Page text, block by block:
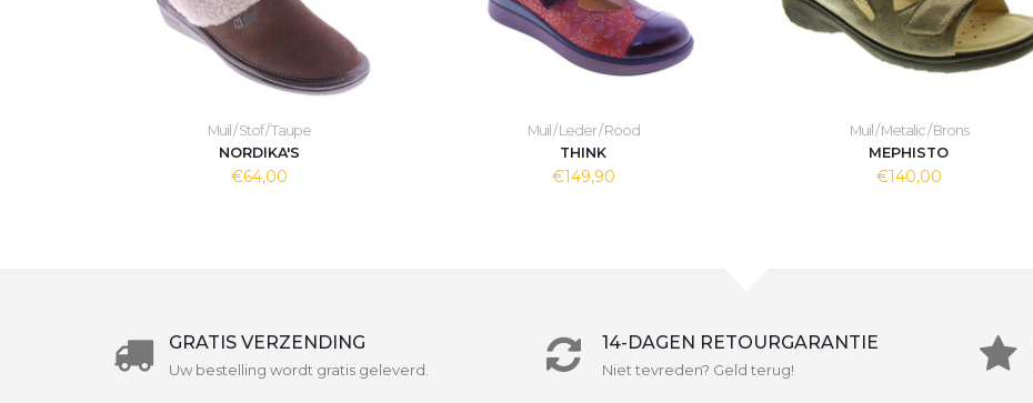
Muil / Stof / Taupe
NORDIKA'S
€64,00
Muil / Leder / Rood
THINK
€149,90
Muil / Metalic / Brons
MEPHISTO
€140,00
GRATIS VERZENDING
Uw bestelling wordt gratis geleverd.
14-DAGEN RETOURGARANTIE
Niet tevreden? Geld terug!